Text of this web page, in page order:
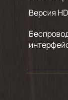
Версия